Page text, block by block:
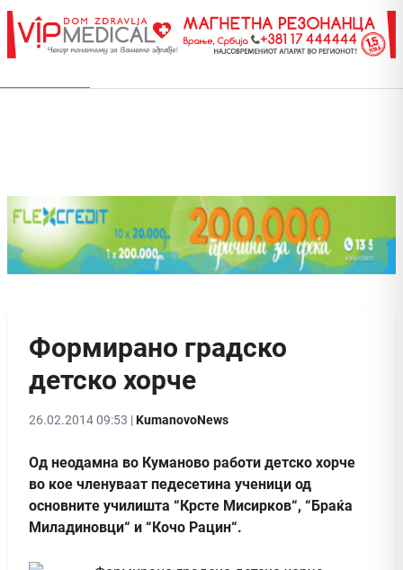
Формирано градско
детско хорче
26.02.2014 09:53 |KumanovoNews
Од неодамна во Куманово работи детско хорче
во кое членуваат педесетина ученици од
основните училишта “Крсте Мисирков“, “Браќа
Миладиновци“ и “Кочо Рацин“.